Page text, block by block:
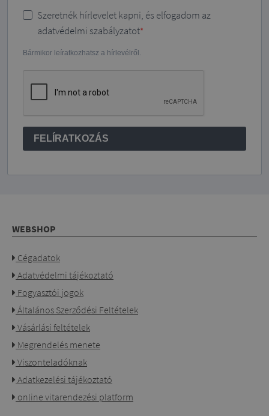
Szeretnék hírlevelet kapni, és elfogadom az
adatvédelmi szabályzatot
Bármikor leíratkozhatsz a hírlevélről.
FELÍRATKOZÁS
WEBSHOP
Cégadatok
Adatvédelmi tájékoztató
Fogyasztói jogok
Általános Szerződési Feltételek
Vásárlási feltételek
Megrendelés menete
Viszonteladóknak
Adatkezelési tájékoztató
online vitarendezési platform